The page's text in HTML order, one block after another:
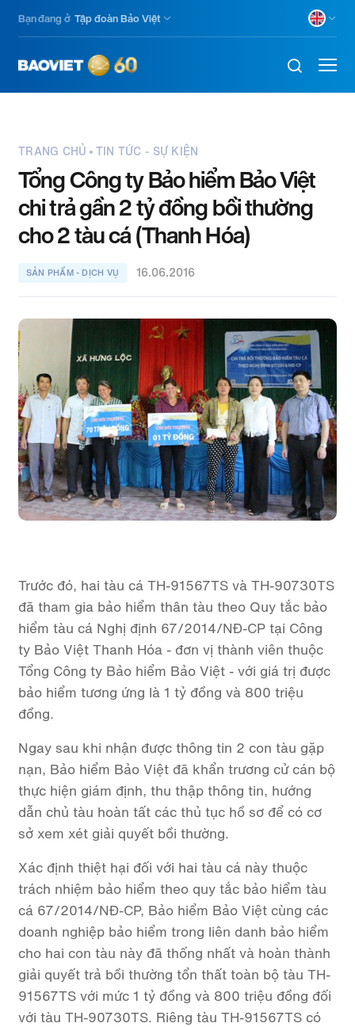
dung
Bạn đang ở Tập đoàn Bảo Việt
TRANG CHỦ TIN TỨC - SỰ KIỆN
Tổng Công ty Bảo hiểm Bảo Việt
chi trả gần 2 tỷ đồng bồi thường
cho 2 tàu cá (Thanh Hóa)
SẢN PHẨM - DỊCH VỤ 16.06.2016
Trước đó, hai tàu cá TH-91567TS và TH-90730TS
đã tham gia bảo hiểm thân tàu theo Quy tắc bảo
hiểm tàu cá Nghị định 67/2014/NĐ-CP tại Công
ty Bảo Việt Thanh Hóa - đơn vị thành viên thuộc
Tổng Công ty Bảo hiểm Bảo Việt - với giá trị được
bảo hiểm tương ứng là 1 tỷ đồng và 800 triệu
đồng.
Ngay sau khi nhận được thông tin 2 con tàu gặp
nạn, Bảo hiểm Bảo Việt đã khẩn trương cử cán bộ
thực hiện giám định, thu thập thông tin, hướng
dẫn chủ tàu hoàn tất các thủ tục hồ sơ để có cơ
sở xem xét giải quyết bồi thường.
Xác định thiệt hại đối với hai tàu cá này thuộc
trách nhiệm bảo hiểm theo quy tắc bảo hiểm tàu
cá 67/2014/NĐ-CP, Bảo hiểm Bảo Việt cùng các
doanh nghiệp bảo hiểm trong liên danh bảo hiểm
cho hai con tàu này đã thống nhất và hoàn thành
giải quyết trả bồi thường tổn thất toàn bộ tàu TH-
91567TS với mức 1 tỷ đồng và 800 triệu đồng đối
với tàu TH-90730TS. Riêng tàu TH-91567TS có